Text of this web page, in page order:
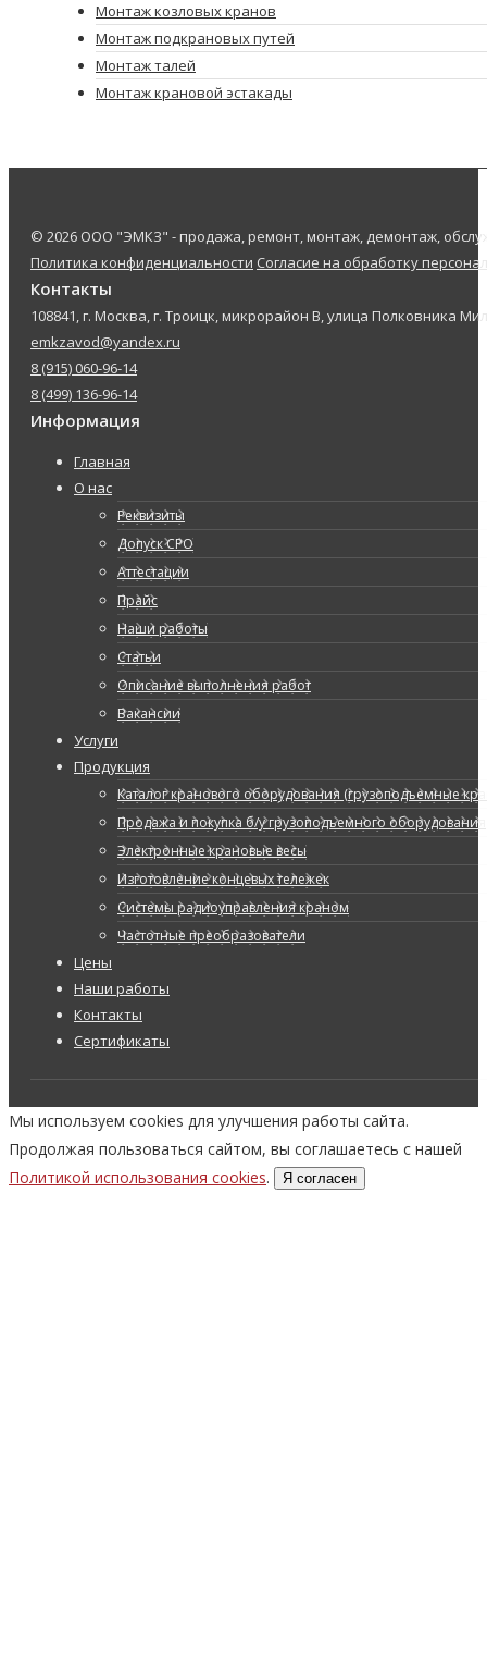
Монтаж козловых кранов
Монтаж подкрановых путей
Монтаж талей
Монтаж крановой эстакады
© 2026 ООО "ЭМКЗ" - продажа, ремонт, монтаж, демонтаж,
Политика конфиденциальности Согласие на обработку
Контакты
108841, г. Москва, г. Троицк, микрорайон В, улица Полковника
emkzavod@yandex.ru
8 (915) 060-96-14
8 (499) 136-96-14
Информация
Главная
О нас
Реквизиты
Допуск СРО
Аттестации
Прайс
Наши работы
Статьи
Описание выполнения работ
Вакансии
Услуги
Продукция
Каталог кранового оборудования (грузоподъемные
Продажа и покупка б/у грузоподъемного оборудования
Электронные крановые весы
Изготовление концевых тележек
Системы радиоуправления краном
Частотные преобразователи
Цены
Наши работы
Контакты
Сертификаты
Мы используем cookies для улучшения работы сайта.
Продолжая пользоваться сайтом, вы соглашаетесь с нашей
Политикой использования cookies. Я согласен